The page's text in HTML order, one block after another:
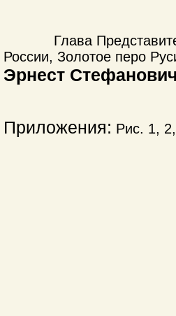
Глава
России, Золотое перо
Эрнест
Приложения: Рис. 1,